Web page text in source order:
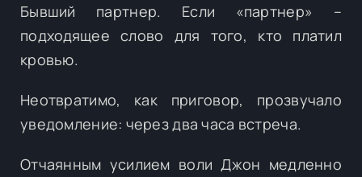
Бывший партнер. Если «партнер» –
подходящее слово для того, кто платил
кровью.
Неотвратимо, как приговор, прозвучало
уведомление: через два часа встреча.
Отчаянным усилием воли Джон медленно